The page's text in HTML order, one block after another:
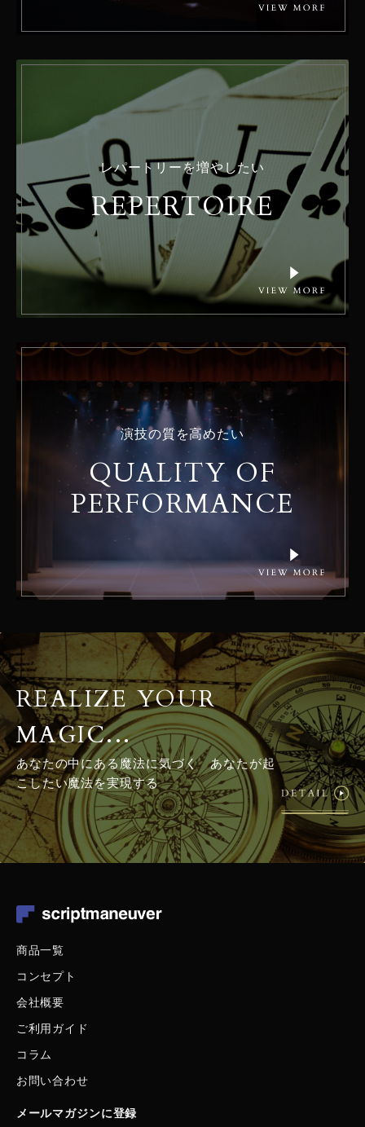
レパートリーを増やしたい
REPERTOIRE
演技の質を高めたい
QUALITY OF
PERFORMANCE
REALIZE YOUR
MAGIC...
あなたの中にある魔法に気づく あなたが起
こしたい魔法を実現する
商品一覧
コンセプト
会社概要
ご利用ガイド
コラム
お問い合わせ
メールマガジンに登録